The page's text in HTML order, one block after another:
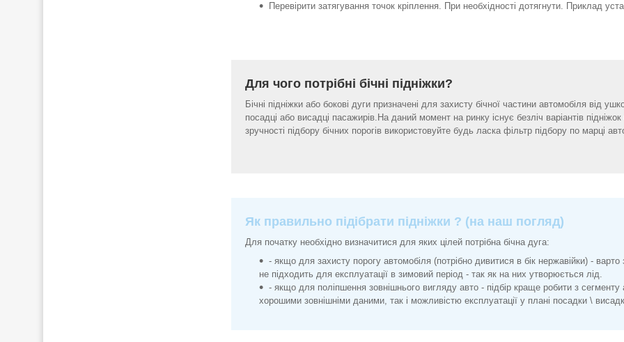
Перевірити затягування точок кріплення. При необхідності дотягнути. Приклад
Для чого потрібні бічні підніжки?
Бічні підніжки або бокові дуги призначені для захисту бічної частини автомобіля від
посадці або висадці пасажирів.На даний момент на ринку існує безліч варіантів
зручності підбору бічних порогів використовуйте будь ласка фільтр підбору по марці
Як правильно підібрати підніжки ? (на наш погляд)
Для початку необхідно визначитися для яких цілей потрібна бічна дуга:
- якщо для захисту порогу автомобіля (потрібно дивитися в бік нержавійки) -
не підходить для експлуатації в зимовий період - так як на них утворюється лід.
- якщо для поліпшення зовнішнього вигляду авто - підбір краще робити з сегменту
хорошими зовнішніми даними, так і можливістю експлуатації у плані посадки \